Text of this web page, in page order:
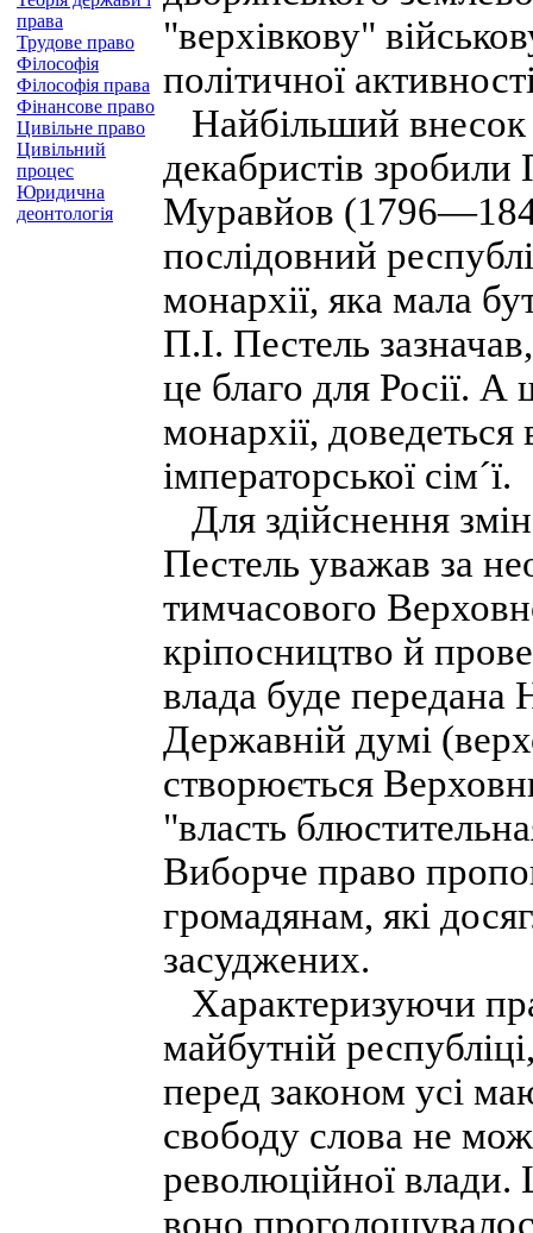
права
Трудове право
Філософія
Філософія права
Фінансове право
Цивільне право
Цивільний
процес
Юридична
деонтологія
"верхівкову"
політичної
Найбільший внесок
декабристів
Муравйов
послідовний
монархії, яка мала
П.І. Пестель
це благо для Росії.
монархії,
імператорської сім´ї.
Для здійснення
Пестель уважав за
тимчасового
кріпосництво й
влада буде передана
Державній думі
створюється
"власть
Виборче право
громадянам, які
засуджених.
Характеризуючи
майбутній
перед законом усі
свободу слова не
революційної влади.
воно